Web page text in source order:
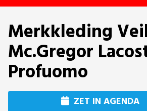
Merkkleding
Mc.Gregor
Profuomo
ZET IN AGENDA